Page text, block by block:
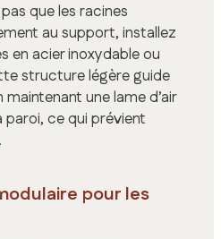
que les racines
au support, installez
en acier inoxydable ou
structure légère guide
une lame d’air
paroi, ce qui prévient
pour les